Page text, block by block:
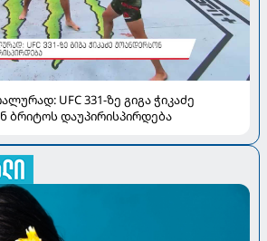
UFC 331-ზე გიგა ჭიკაძე
ბრიტოს დაუპირისპირდება